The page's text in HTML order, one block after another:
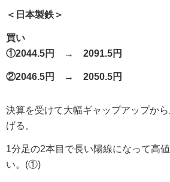
＜日本製鉄＞
買い
①2044.5円 → 2091.5円
②2046.5円 → 2050.5円
決算を受けて大幅ギャップアップか
げる。
1分足の2本目で長い陽線になって高
い。(①)